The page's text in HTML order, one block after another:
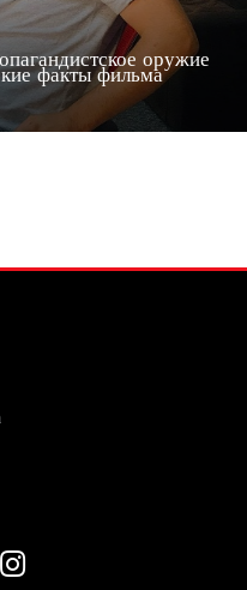
оружие
факты фильма